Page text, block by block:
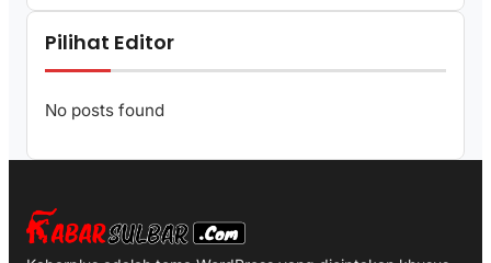
Pilihat Editor
No posts found